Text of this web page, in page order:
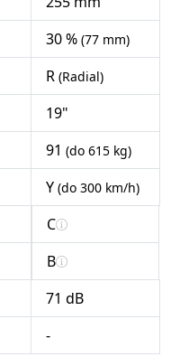
30 % (77 mm)
R (Radial)
19"
91 (do 615 kg)
Y (do 300 km/h)
C
B
71 dB
-